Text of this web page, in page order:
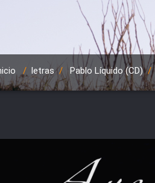
/ letras/ Pablo Líquido (CD)/